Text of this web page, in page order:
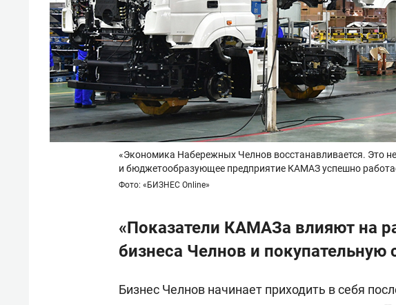
«Экономика Набережных Челнов восстанавливается. Это
и бюджетообразующее предприятие КАМАЗ успешно
Фото: «БИЗНЕС Online»
«Показатели КАМАЗа влияют на
бизнеса Челнов и покупательную
Бизнес Челнов начинает приходить в себя